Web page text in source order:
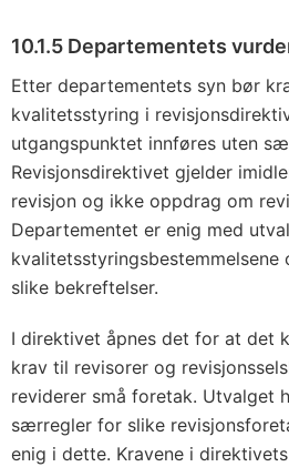
10.1.5 Departementets
Etter departementets syn bør
kvalitetsstyring i
utgangspunktet innføres uten
Revisjonsdirektivet gjelder
revisjon og ikke oppdrag om
Departementet er enig med
slike bekreftelser.
I direktivet åpnes det for at det
krav til revisorer og
reviderer små foretak. Utvalget
særregler for slike
enig i dette. Kravene i